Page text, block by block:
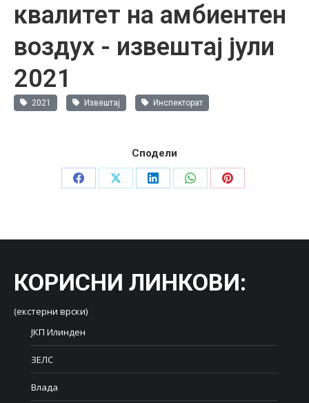
квалитет на амбиентен
воздух - извештај јули
2021
2021 Извештај Инспекторат
Сподели
Share
Share
Share
Share
Share
КОРИСНИ ЛИНКОВИ:
(екстерни врски)
ЈКП Илинден
ЗЕЛС
Влада